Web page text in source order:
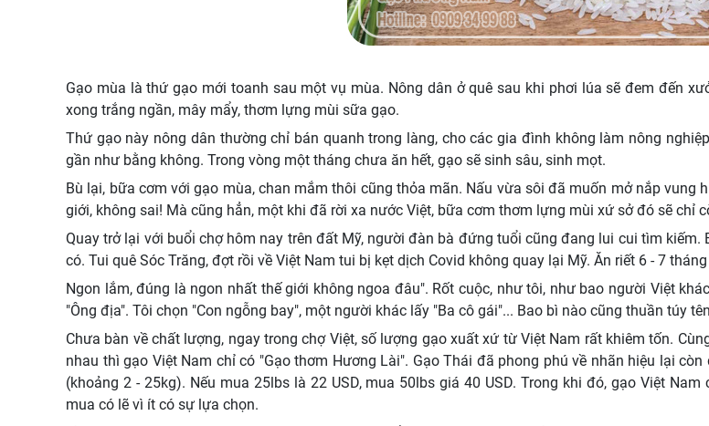
Gạo mùa là thứ gạo mới toanh sau một vụ mùa. Nông dân ở quê sau khi phơi lúa sẽ đem đến
xong trắng ngần, mây mẩy, thơm lựng mùi sữa gạo.
Thứ gạo này nông dân thường chỉ bán quanh trong làng, cho các gia đình không làm nông
gần như bằng không. Trong vòng một tháng chưa ăn hết, gạo sẽ sinh sâu, sinh mọt.
Bù lại, bữa cơm với gạo mùa, chan mắm thôi cũng thỏa mãn. Nấu vừa sôi đã muốn mở nắp
giới, không sai! Mà cũng hẳn, một khi đã rời xa nước Việt, bữa cơm thơm lựng mùi xứ sở đó sẽ chỉ
Quay trở lại với buổi chợ hôm nay trên đất Mỹ, người đàn bà đứng tuổi cũng đang lui cui tìm
có. Tui quê Sóc Trăng, đợt rồi về Việt Nam tui bị kẹt dịch Covid không quay lại Mỹ. Ăn riết 6 - 7
Ngon lắm, đúng là ngon nhất thế giới không ngoa đâu". Rốt cuộc, như tôi, như bao người Việt
"Ông địa". Tôi chọn "Con ngỗng bay", một người khác lấy "Ba cô gái"... Bao bì nào cũng thuần túy
Chưa bàn về chất lượng, ngay trong chợ Việt, số lượng gạo xuất xứ từ Việt Nam rất khiêm tốn.
nhau thì gạo Việt Nam chỉ có "Gạo thơm Hương Lài". Gạo Thái đã phong phú về nhãn hiệu lại
(khoảng 2 - 25kg). Nếu mua 25lbs là 22 USD, mua 50lbs giá 40 USD. Trong khi đó, gạo Việt
mua có lẽ vì ít có sự lựa chọn.